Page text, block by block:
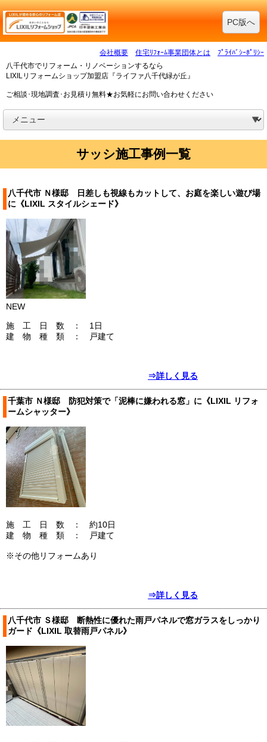
PC版へ
会社概要 住宅ﾘﾌｫｰﾑ事業団体とは
ﾌﾟﾗｲﾊﾞｼｰﾎﾟﾘｼｰ
八千代市でリフォーム・リノベーションするなら
LIXILリフォームショップ加盟店『ライファ八千代緑が丘』
ご相談･現地調査･お見積り無料★お気軽にお問い合わせください
サッシ施工事例一覧
八千代市 Ｎ様邸 日差しも視線もカットして、お庭を楽しい遊び場
に《LIXIL スタイルシェード》
NEW
施 工 日 数 ： 1日
建 物 種 類 ： 戸建て
⇒詳しく見る
千葉市 Ｎ様邸 防犯対策で「泥棒に嫌われる窓」に《LIXIL リフォ
ームシャッター》
施 工 日 数 ： 約10日
建 物 種 類 ： 戸建て
※その他リフォームあり
⇒詳しく見る
八千代市 Ｓ様邸 断熱性に優れた雨戸パネルで窓ガラスをしっかり
ガード《LIXIL 取替雨戸パネル》